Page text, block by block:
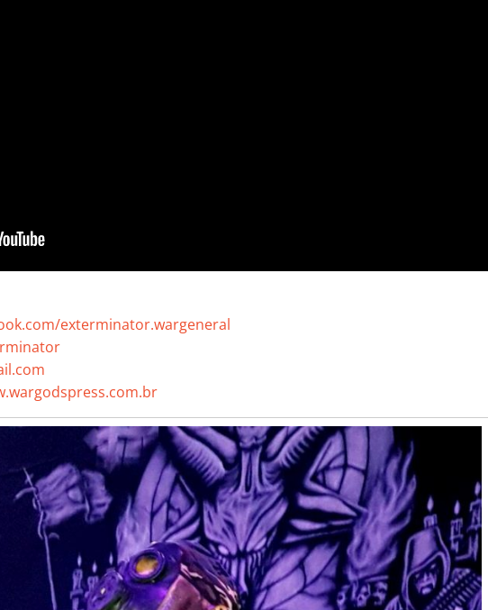
exterminator.wargeneral